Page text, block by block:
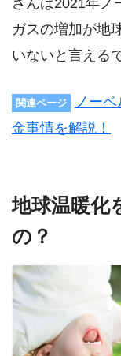
ガスの増加が地
いないと言える
関連ページ
ノー
金事情を解説！
地球温暖化
の？